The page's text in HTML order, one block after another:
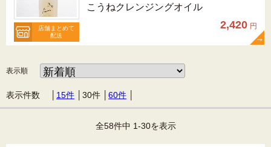
店舗まとめて
配送
こうねクレンジングオイル
2,420 円
表示順
表示件数 │ 15件 30件 60件
全58件中 1-30を表示